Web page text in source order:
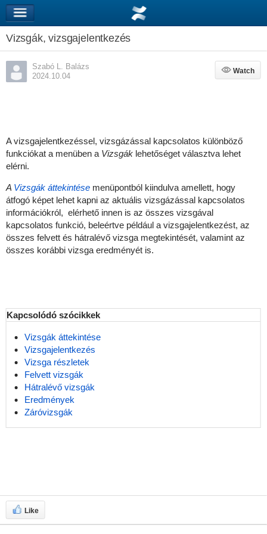
Vizsgák, vizsgajelentkezés
Szabó L. Balázs
2024.10.04
Watch
Watch
A vizsgajelentkezéssel, vizsgázással kapcsolatos különböző
funkciókat a menüben a Vizsgáklehetőséget választva lehet
elérni.
A Vizsgák áttekintésemenüpontból kiindulva amellett, hogy
átfogó képet lehet kapni az aktuális vizsgázással kapcsolatos
információkról, elérhető innen is az összes vizsgával
kapcsolatos funkció, beleértve például a vizsgajelentkezést, az
összes felvett és hátralévő vizsga megtekintését, valamint az
összes korábbi vizsga eredményét is.
Kapcsolódó szócikkek
Vizsgák áttekintése
Vizsgajelentkezés
Vizsga részletek
Felvett vizsgák
Hátralévő vizsgák
Eredmények
Záróvizsgák
Like